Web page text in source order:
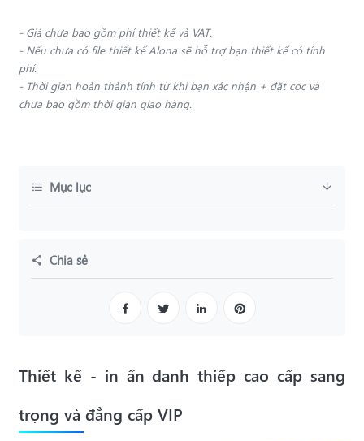
- Giá chưa bao gồm phí thiết kế và VAT.
- Nếu chưa có file thiết kế Alona sẽ hỗ trợ bạn thiết kế có tính
phí.
- Thời gian hoàn thành tính từ khi bạn xác nhận + đặt cọc và
chưa bao gồm thời gian giao hàng.
Thiết kế - in ấn danh thiếp cao cấp sang
trọng và đẳng cấp VIP
Mục lục
Chia sẻ